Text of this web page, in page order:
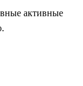
активные